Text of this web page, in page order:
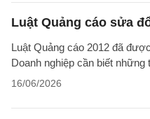
Luật Quảng cáo sửa
Luật Quảng cáo 2012 đã
Doanh nghiệp cần biết
16/06/2026